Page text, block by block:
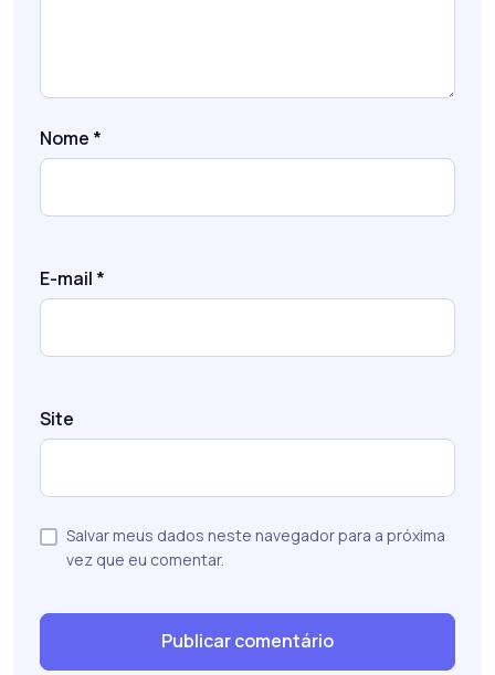
Nome *
E-mail *
Site
Salvar meus dados neste navegador para a próxima
vez que eu comentar.